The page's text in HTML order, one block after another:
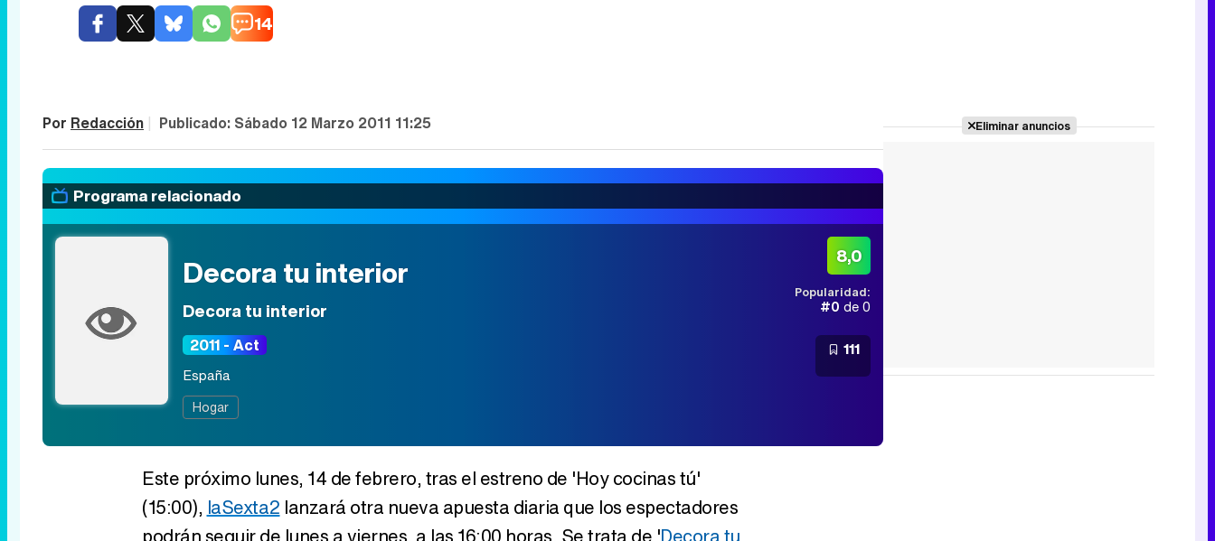
14
Por Redacción | Publicado: Sábado 12 Marzo 2011 11:25
Programa relacionado
Decora tu interior
Decora tu interior
2011 - Act
España
Hogar
8,0
Popularidad:
#0 de 0
111
Este próximo lunes, 14 de febrero, tras el estreno de 'Hoy cocinas tú'
(15:00), laSexta2 lanzará otra nueva apuesta diaria que los espectadores
Eliminar anuncios